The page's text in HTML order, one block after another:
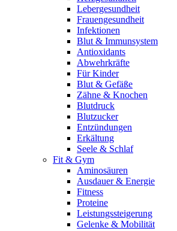
Lebergesundheit
Frauengesundheit
Infektionen
Blut & Immunsystem
Antioxidants
Abwehrkräfte
Für Kinder
Blut & Gefäße
Zähne & Knochen
Blutdruck
Blutzucker
Entzündungen
Erkältung
Seele & Schlaf
Fit & Gym
Aminosäuren
Ausdauer & Energie
Fitness
Proteine
Leistungssteigerung
Gelenke & Mobilität